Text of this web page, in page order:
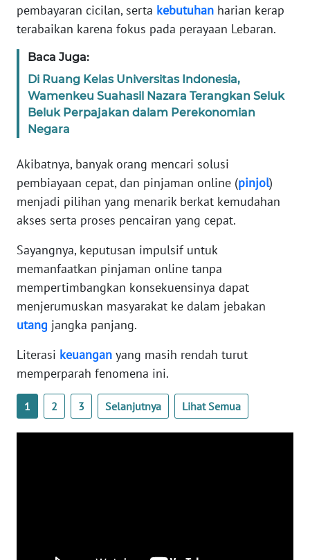
pembayaran cicilan, serta kebutuhan harian kerap
terabaikan karena fokus pada perayaan Lebaran.
Baca Juga:
Di Ruang Kelas Universitas Indonesia,
Wamenkeu Suahasil Nazara Terangkan Seluk
Beluk Perpajakan dalam Perekonomian
Negara
Akibatnya, banyak orang mencari solusi
pembiayaan cepat, dan pinjaman online (pinjol)
menjadi pilihan yang menarik berkat kemudahan
akses serta proses pencairan yang cepat.
Sayangnya, keputusan impulsif untuk
memanfaatkan pinjaman online tanpa
mempertimbangkan konsekuensinya dapat
menjerumuskan masyarakat ke dalam jebakan
utang jangka panjang.
Literasi keuangan yang masih rendah turut
memperparah fenomena ini.
1 2 3 Selanjutnya Lihat Semua
DISCLAIMER
Regional
WN
SUMUT
WN
JAKARTA
WN
JABAR
WN
BANTEN
WN
NTT
WN
KEPRI
WN